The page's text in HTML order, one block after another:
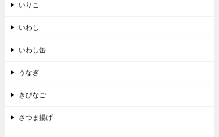
いりこ
いわし
いわし缶
うなぎ
きびなご
さつま揚げ